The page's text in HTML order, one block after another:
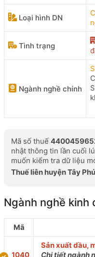
Loại hình DN
Tình trạng
Ngành nghề chính
Mã số thuế
nhật thông tin lần cuối
muốn kiểm tra dữ liệu
Thuế liên huyện Tây
Ngành nghề kinh
Mã
1040
Sản xuất dầu,
Chi tiết ngành